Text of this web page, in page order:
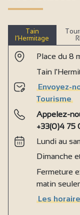
Tain
l’Hermitage
Place du 8
Tain
Envoyez-
Tourisme
Appelez-
+33(0)4 75
Lundi au
Dimanche
Fermeture
matin
Les